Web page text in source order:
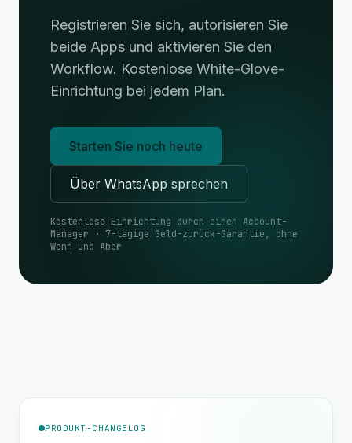
Registrieren Sie sich, autorisieren Sie
beide Apps und aktivieren Sie den
Workflow. Kostenlose White-Glove-
Einrichtung bei jedem Plan.
Starten Sie noch heute
Über WhatsApp sprechen
Kostenlose Einrichtung durch einen Account-
Manager · 7-tägige Geld-zurück-Garantie, ohne
Wenn und Aber
PRODUKT-CHANGELOG